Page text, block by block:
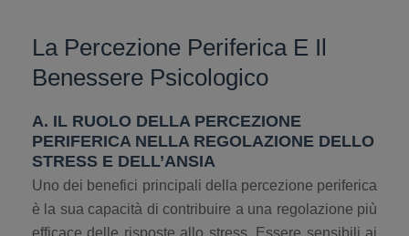
La Percezione Periferica E Il
Benessere Psicologico
A. IL RUOLO DELLA PERCEZIONE
PERIFERICA NELLA REGOLAZIONE DELLO
STRESS E DELL’ANSIA
Uno dei benefici principali della percezione periferica
è la sua capacità di contribuire a una regolazione più
efficace delle risposte allo stress. Essere sensibili ai